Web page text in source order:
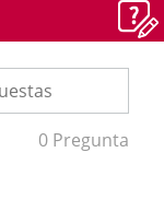
0 Pregunta